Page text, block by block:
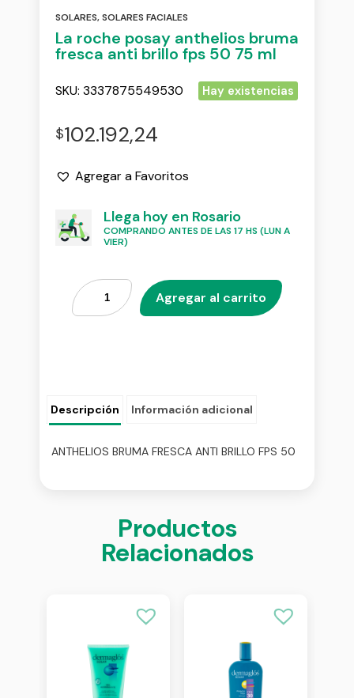
SOLARES,SOLARES FACIALES
La roche posay anthelios bruma
fresca anti brillo fps 50 75 ml
SKU: 3337875549530 Hay existencias
$102.192,24
Agregar a Favoritos
Llega hoy en Rosario
COMPRANDO ANTES DE LAS 17 HS (LUN A
VIER)
Agregar al carrito
Descripción Información adicional
ANTHELIOS BRUMA FRESCA ANTI BRILLO FPS 50
Productos
Relacionados